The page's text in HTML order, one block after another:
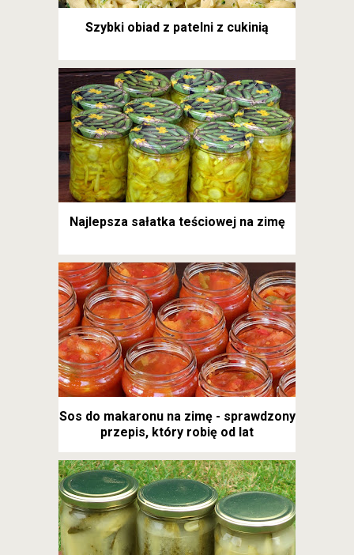
Szybki obiad z patelni z cukinią
Najlepsza sałatka teściowej na zimę
Sos do makaronu na zimę - sprawdzony
przepis, który robię od lat